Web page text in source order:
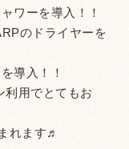
ワーを導入！！
のドライヤーを
導入！！
利用でとてもお
れます♬